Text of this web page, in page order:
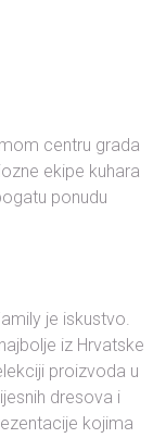
centru grada
ekipe kuhara
ponudu
je iskustvo.
iz Hrvatske
proizvoda u
dresova i
kojima